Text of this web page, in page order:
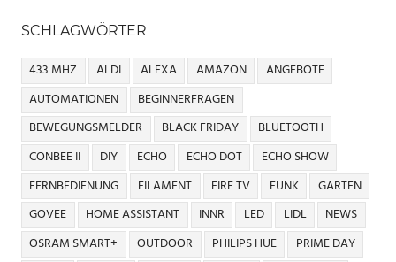
SCHLAGWÖRTER
433 MHZ ALDI ALEXA AMAZON
ANGEBOTE
AUTOMATIONEN
BEGINNERFRAGEN
BEWEGUNGSMELDER
BLACK FRIDAY
BLUETOOTH
CONBEE II
DIY ECHO ECHO DOT
ECHO SHOW
FERNBEDIENUNG
FILAMENT FIRE TV FUNK
GARTEN
GOVEE
HOME ASSISTANT INNR LED LIDL
NEWS
OSRAM SMART+
OUTDOOR PHILIPS HUE
PRIME DAY